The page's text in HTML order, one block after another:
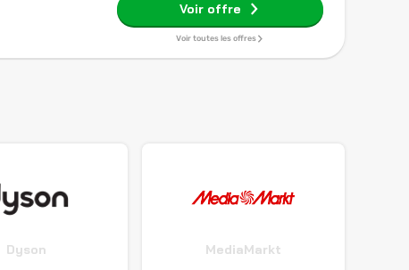
Voir offre
Voir toutes les offres
Dyson MediaMarkt